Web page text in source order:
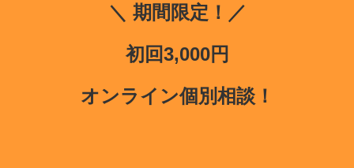
＼ 期間限定！／
初回3,000円
オンライン個別相談！